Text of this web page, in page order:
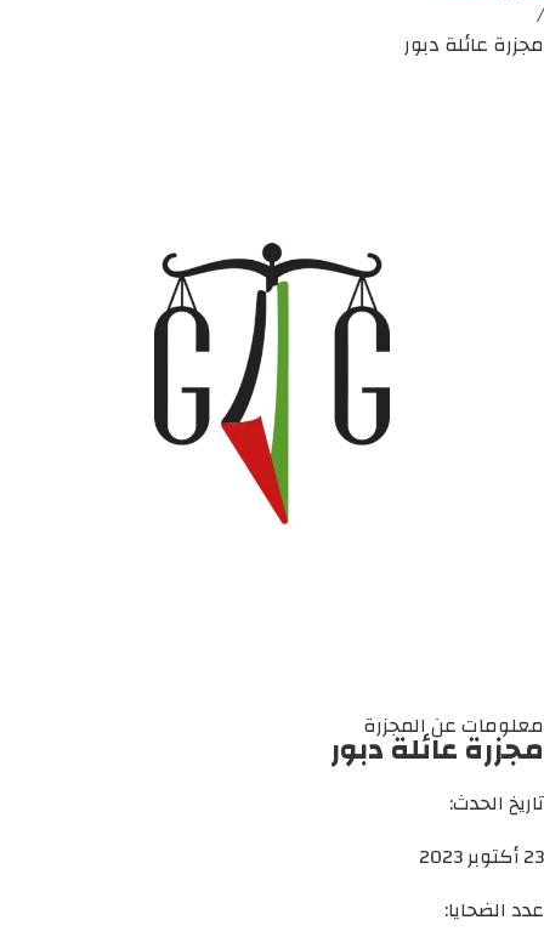
/
مجزرة عائلة دبور
معلومات عن المجزرة
مجزرة عائلة دبور
تاريخ الحدث:
23 أكتوبر 2023
عدد الضحايا: